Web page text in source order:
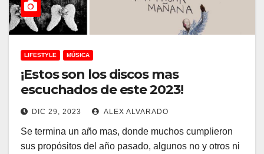
LIFESTYLE MÚSICA
¡Estos son los discos mas
escuchados de este 2023!
DIC 29, 2023 ALEX ALVARADO
Se termina un año mas, donde muchos cumplieron
sus propósitos del año pasado, algunos no y otros ni